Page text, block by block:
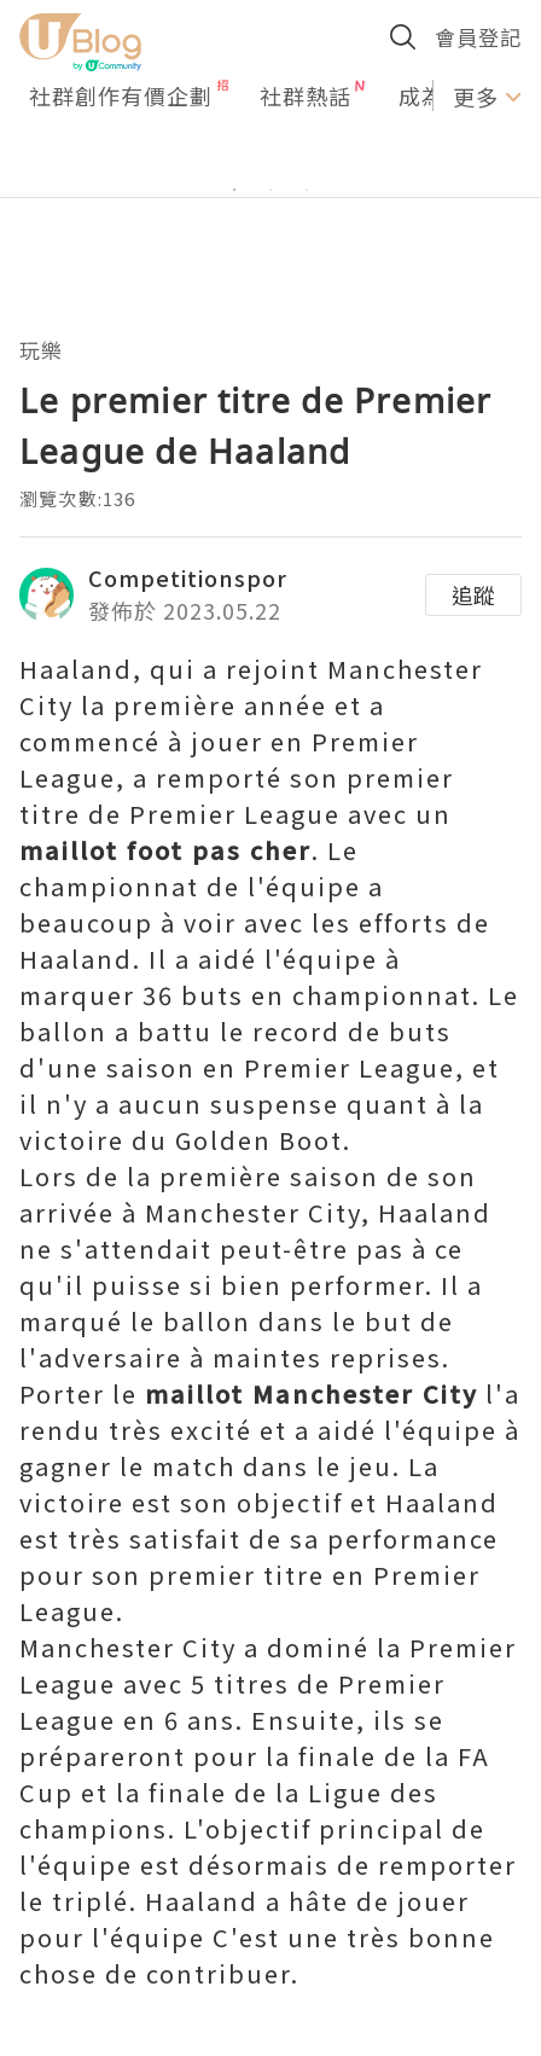
會員登記
社群創作有價企劃 社群熱話 成為U更多
玩樂
Le premier titre de Premier
League de Haaland
瀏覽次數:136
Competitionspor
發佈於 2023.05.22
追蹤
Haaland, qui a rejoint Manchester
City la première année et a
commencé à jouer en Premier
League, a remporté son premier
titre de Premier League avec un
maillot foot pas cher. Le
championnat de l'équipe a
beaucoup à voir avec les efforts de
Haaland. Il a aidé l'équipe à
marquer 36 buts en championnat. Le
ballon a battu le record de buts
d'une saison en Premier League, et
il n'y a aucun suspense quant à la
victoire du Golden Boot.
Lors de la première saison de son
arrivée à Manchester City, Haaland
ne s'attendait peut-être pas à ce
qu'il puisse si bien performer. Il a
marqué le ballon dans le but de
l'adversaire à maintes reprises.
Porter le maillot Manchester City l'a
rendu très excité et a aidé l'équipe à
gagner le match dans le jeu. La
victoire est son objectif et Haaland
est très satisfait de sa performance
pour son premier titre en Premier
League.
Manchester City a dominé la Premier
League avec 5 titres de Premier
League en 6 ans. Ensuite, ils se
prépareront pour la finale de la FA
Cup et la finale de la Ligue des
champions. L'objectif principal de
l'équipe est désormais de remporter
le triplé. Haaland a hâte de jouer
pour l'équipe C'est une très bonne
chose de contribuer.